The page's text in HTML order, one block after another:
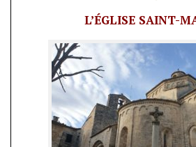
L’ÉGLISE SAINT-